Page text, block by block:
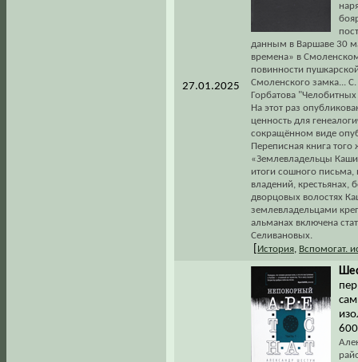
27.01.2025
данным в Варшаве 30
времена» в
повинности
Смоленского замка...
Горбатова
На этот раз
ценность для
сокращённом виде
Переписная книга
«Землевладельцы
итоги сошного письма,
владений, крестьянах,
дворцовых волостях
землевладельцами
альманах включена
Селивановых.
История, Вспомогат.